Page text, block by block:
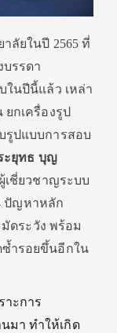
ลัยในปี 2565 ที่
รรดา
ในปีนี้แล้ว เหล่า
ยกเครื่องรูป
รูปแบบการสอบ
ะยุทธ บุญ
เชี่ยวชาญระบบ
ปัญหาหลัก
ดระวัง พร้อม
ซ้ำรอยขึ้นอีกใน
ะการ
มา ทำให้เกิด